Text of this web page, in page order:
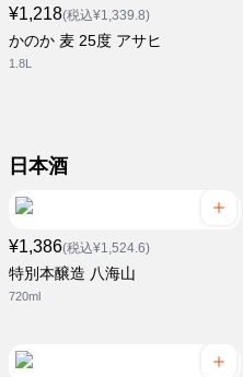
¥1,218(税込¥1,339.8)
かのか 麦 25度 アサヒ
1.8L
日本酒
¥1,386(税込¥1,524.6)
特別本醸造 八海山
720ml